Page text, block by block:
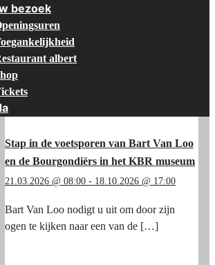
bezoek
albert
Stap in de voetsporen van Bart Van Loo
en de Bourgondiërs in het KBR museum
21.03.2026 @ 08:00 - 18.10.2026 @ 17:00
Bart Van Loo nodigt u uit om door zijn
ogen te kijken naar een van de […]